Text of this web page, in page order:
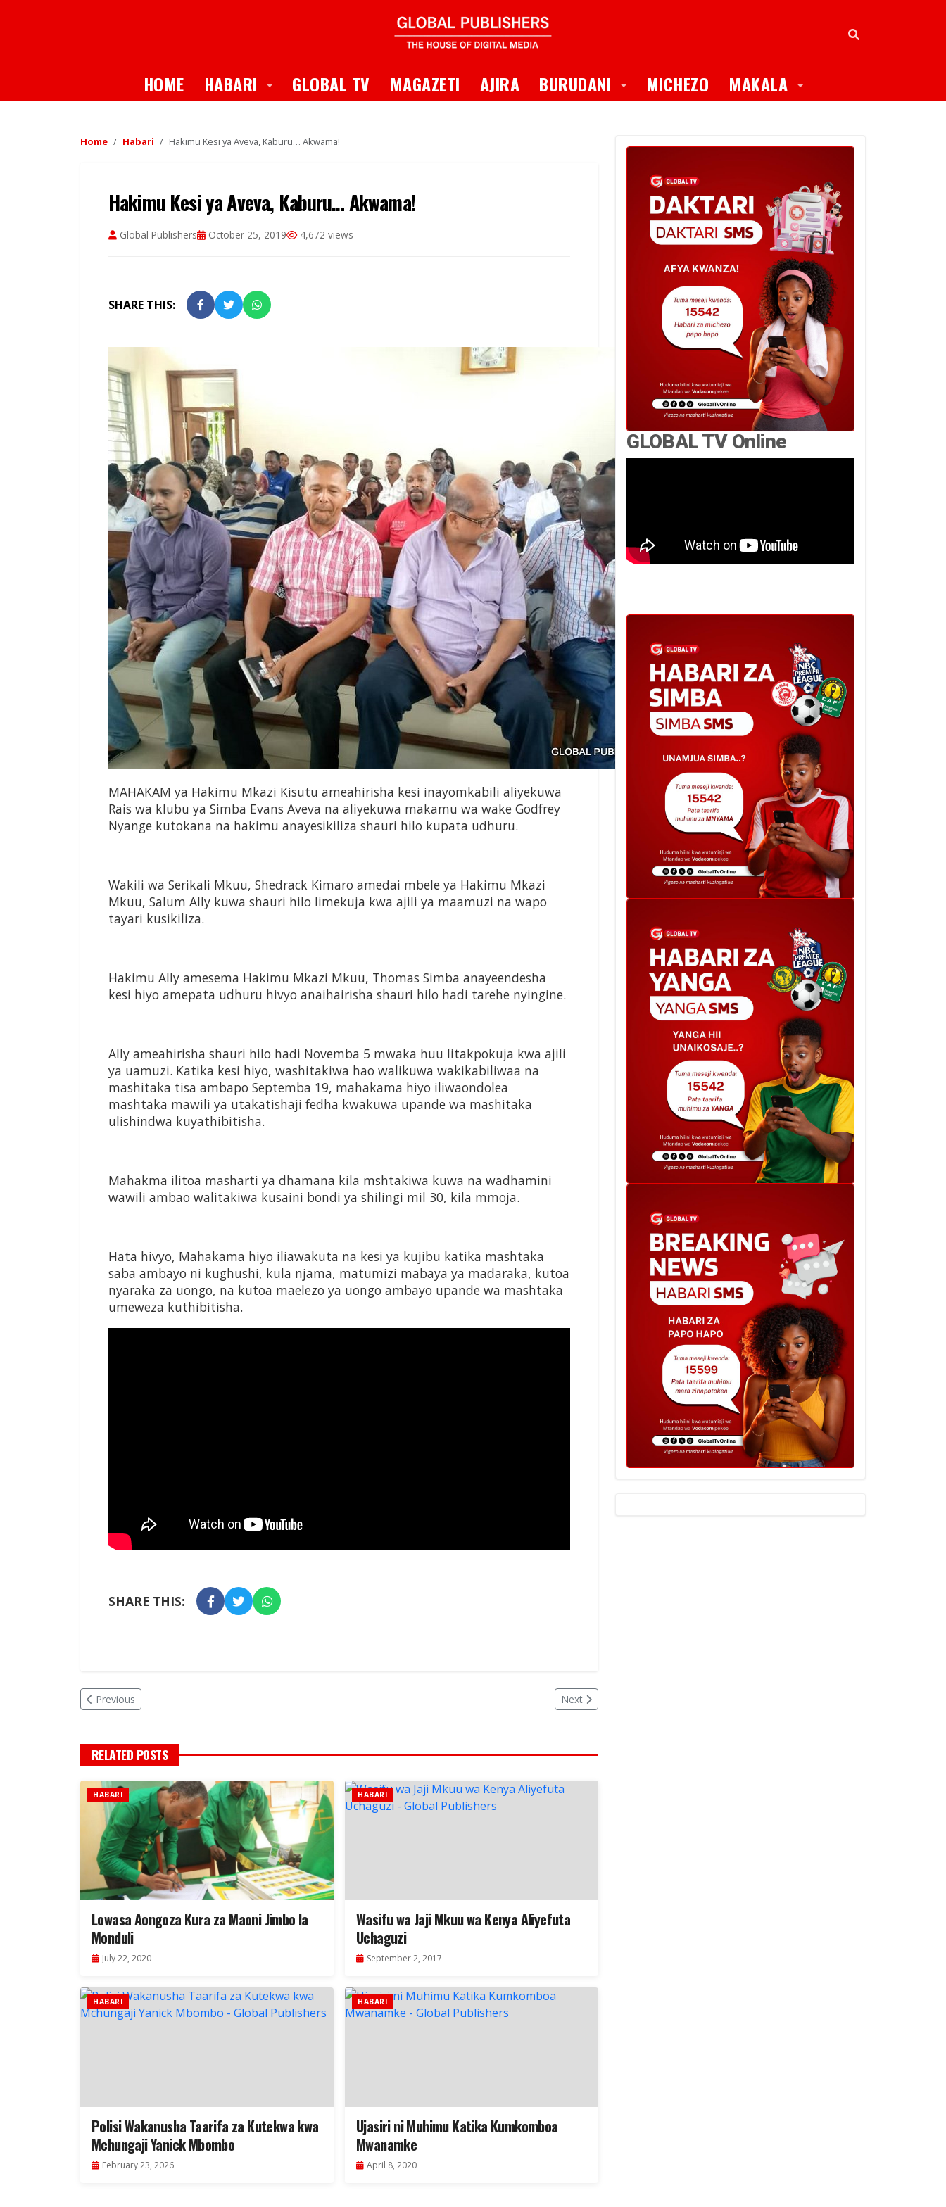
HOME HABARI Toggle Dropdown
GLOBAL TV MAGAZETI AJIRA BURUDANI Toggle Dropdown
MICHEZO MAKALA Toggle Dropdown
Home Habari Hakimu Kesi ya Aveva, Kaburu… Akwama!
Hakimu Kesi ya Aveva, Kaburu… Akwama!
Global Publishers October 25, 2019 4,672 views
SHARE THIS:
MAHAKAM ya Hakimu Mkazi Kisutu ameahirisha kesi inayomkabili aliyekuwa
Rais wa klubu ya Simba Evans Aveva na aliyekuwa makamu wa wake Godfrey
Nyange kutokana na hakimu anayesikiliza shauri hilo kupata udhuru.
Wakili wa Serikali Mkuu, Shedrack Kimaro amedai mbele ya Hakimu Mkazi
Mkuu, Salum Ally kuwa shauri hilo limekuja kwa ajili ya maamuzi na wapo
tayari kusikiliza.
Hakimu Ally amesema Hakimu Mkazi Mkuu, Thomas Simba anayeendesha
kesi hiyo amepata udhuru hivyo anaihairisha shauri hilo hadi tarehe nyingine.
Ally ameahirisha shauri hilo hadi Novemba 5 mwaka huu litakpokuja kwa ajili
ya uamuzi. Katika kesi hiyo, washitakiwa hao walikuwa wakikabiliwaa na
mashitaka tisa ambapo Septemba 19, mahakama hiyo iliwaondolea
mashtaka mawili ya utakatishaji fedha kwakuwa upande wa mashitaka
ulishindwa kuyathibitisha.
Mahakma ilitoa masharti ya dhamana kila mshtakiwa kuwa na wadhamini
wawili ambao walitakiwa kusaini bondi ya shilingi mil 30, kila mmoja.
Hata hivyo, Mahakama hiyo iliawakuta na kesi ya kujibu katika mashtaka
saba ambayo ni kughushi, kula njama, matumizi mabaya ya madaraka, kutoa
nyaraka za uongo, na kutoa maelezo ya uongo ambayo upande wa mashtaka
umeweza kuthibitisha.
SHARE THIS:
Previous Next
RELATED POSTS
HABARI
Lowasa Aongoza Kura za Maoni Jimbo la
Monduli
July 22, 2020
HABARI
Wasifu wa Jaji Mkuu wa Kenya Aliyefuta
Uchaguzi
September 2, 2017
HABARI
Polisi Wakanusha Taarifa za Kutekwa kwa
Mchungaji Yanick Mbombo
February 23, 2026
HABARI
Ujasiri ni Muhimu Katika Kumkomboa
Mwanamke
April 8, 2020
GLOBAL TV Online